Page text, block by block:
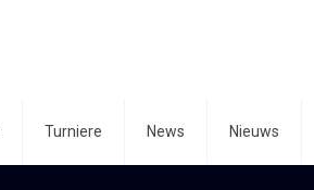
Turniere News Nieuws